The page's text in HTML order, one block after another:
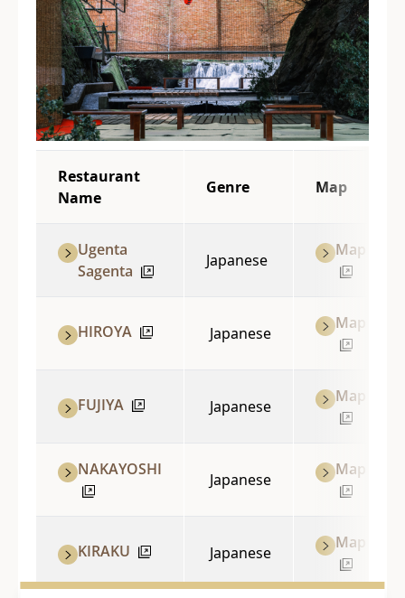
Restaurant
Name
Genre Map
Ugenta
Sagenta
Japanese
Map
HIROYA Japanese
Map
FUJIYA Japanese
Map
NAKAYOSHI
Japanese
Map
KIRAKU Japanese
Map